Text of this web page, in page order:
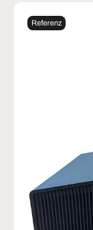
Referenz